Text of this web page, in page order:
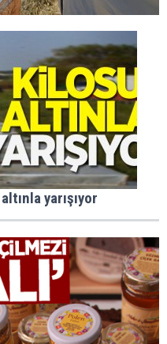
yarışıyor